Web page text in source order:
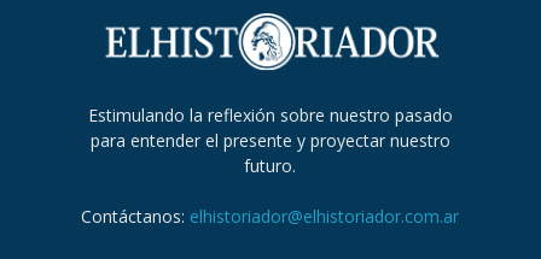
Estimulando la reflexión sobre nuestro pasado
para entender el presente y proyectar nuestro
futuro.
Contáctanos: elhistoriador@elhistoriador.com.ar